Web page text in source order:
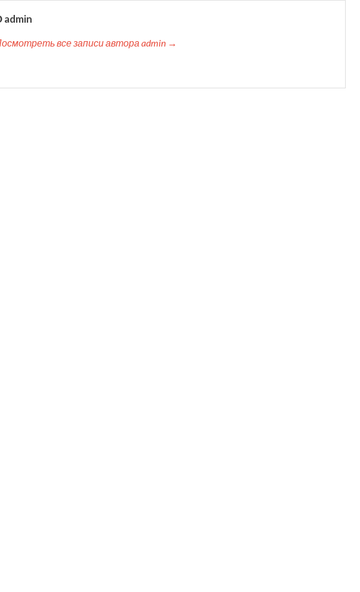
admin
все записи автора admin →